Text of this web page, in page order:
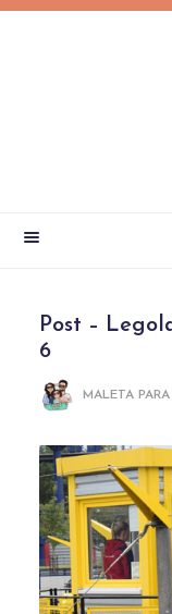
Post –
6
MALETA PARA